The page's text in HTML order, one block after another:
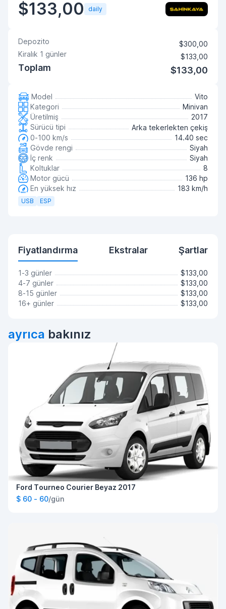
$133,00 daily
Depozito
$300,00
Kiralık 1 günler $133,00
Toplam $133,00
Model
Vito
Kategori
Minivan
Üretilmiş
2017
Sürücü tipi
Arka tekerlekten çekiş
0-100 km/s
14.40 sec
Gövde rengi
Siyah
İç renk
Siyah
Koltuklar
8
Motor gücü
136 hp
En yüksek hız
183 km/h
USB ESP
Fiyatlandırma Ekstralar Şartlar
1-3 günler
$133,00
4-7 günler
$133,00
8-15 günler
$133,00
16+ günler
$133,00
ayrıca bakınız
Ford Tourneo Courier Beyaz 2017
$ 60 - 60/gün